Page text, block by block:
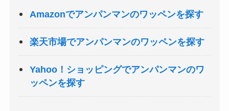
Amazonでアンパンマンのワッペンを探す
楽天市場でアンパンマンのワッペンを探す
Yahoo！ショッピングでアンパンマンのワ
ッペンを探す